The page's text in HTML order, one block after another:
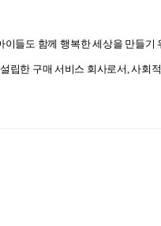
들도 함께 행복한 세상을 만들
립한 구매 서비스 회사로서, 사회